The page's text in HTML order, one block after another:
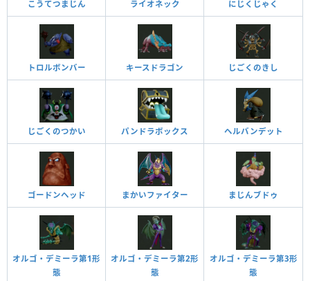
こうてつまじん ライオネック にじくじゃく
トロルボンバー キースドラゴン じごくのきし
じごくのつかい パンドラボックス ヘルバンデット
ゴードンヘッド まかいファイター まじんブドゥ
オルゴ・デミーラ第1形
態
オルゴ・デミーラ第2形
態
オルゴ・デミーラ第3形
態